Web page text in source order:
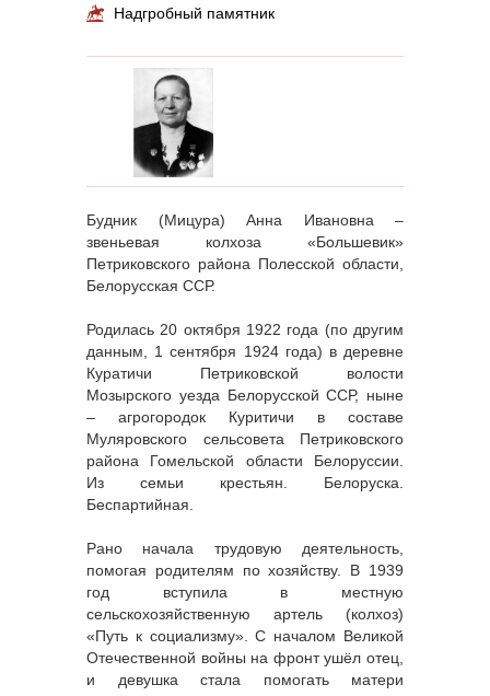
Надгробный памятник
Будник (Мицура) Анна Ивановна –
звеньевая колхоза «Большевик»
Петриковского района Полесской области,
Белорусская ССР.
Родилась 20 октября 1922 года (по другим
данным, 1 сентября 1924 года) в деревне
Куратичи Петриковской волости
Мозырского уезда Белорусской ССР, ныне
– агрогородок Куритичи в составе
Муляровского сельсовета Петриковского
района Гомельской области Белоруссии.
Из семьи крестьян. Белоруска.
Беспартийная.
Рано начала трудовую деятельность,
помогая родителям по хозяйству. В 1939
год вступила в местную
сельскохозяйственную артель (колхоз)
«Путь к социализму». С началом Великой
Отечественной войны на фронт ушёл отец,
и девушка стала помогать матери